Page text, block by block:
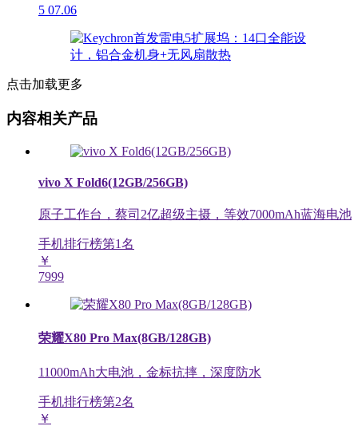
5 07.06
点击加载更多
内容相关产品
vivo X Fold6(12GB/256GB)
原子工作台，蔡司2亿超级主摄，等效7000mAh蓝海电池
手机排行榜第1名
￥
7999
荣耀X80 Pro Max(8GB/128GB)
11000mAh大电池，金标抗摔，深度防水
手机排行榜第2名
￥